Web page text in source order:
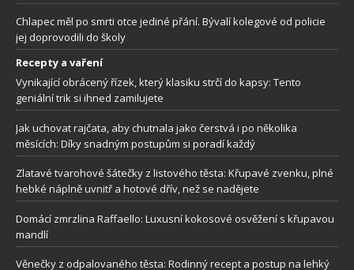
Chlapec měl po smrti otce jediné přání. Bývalí kolegové od policie
jej doprovodili do školy
Recepty a vaření
Vynikající obrácený řízek, který klasiku strčí do kapsy: Tento
geniální trik si ihned zamilujete
Jak uchovat rajčata, aby chutnala jako čerstvá i po několika
měsících: Díky snadným postupům si poradí každý
Zlatavé tvarohové šátečky z listového těsta: Křupavé zvenku, plné
hebké náplně uvnitř a hotové dřív, než se nadějete
Domácí zmrzlina Raffaello: Luxusní kokosové osvěžení s křupavou
mandlí
Věnečky z odpalovaného těsta: Rodinný recept a postup na lehký